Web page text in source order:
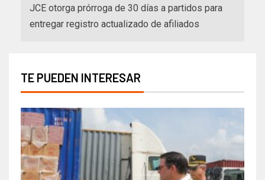
JCE otorga prórroga de 30 días a partidos para
entregar registro actualizado de afiliados
TE PUEDEN INTERESAR